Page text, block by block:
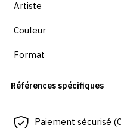
Artiste
Couleur
Format
Références spécifiques
Paiement sécurisé